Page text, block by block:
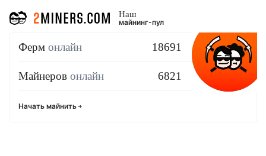
Наш
майнинг-пул
Ферм онлайн 18691
Майнеров онлайн 6821
Начать майнить